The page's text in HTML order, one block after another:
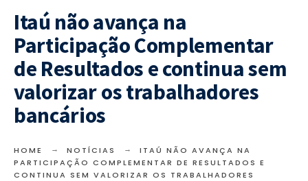
Itaú não avança na
Participação Complementar
de Resultados e continua sem
valorizar os trabalhadores
bancários
HOME NOTÍCIAS
ITAÚ NÃO AVANÇA NA
PARTICIPAÇÃO COMPLEMENTAR DE RESULTADOS E
CONTINUA SEM VALORIZAR OS TRABALHADORES